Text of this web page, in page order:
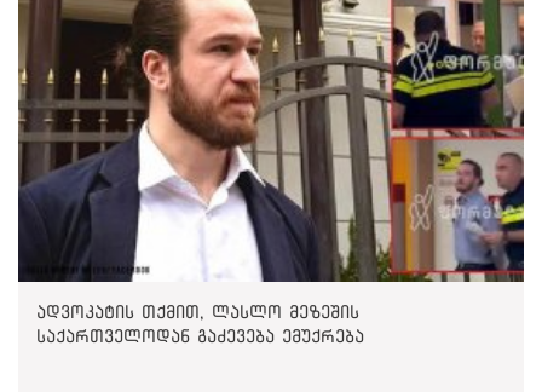
ადვოკატის თქმით, ლასლო მეზეშის
საქართველოდან გაძევება ემუქრება